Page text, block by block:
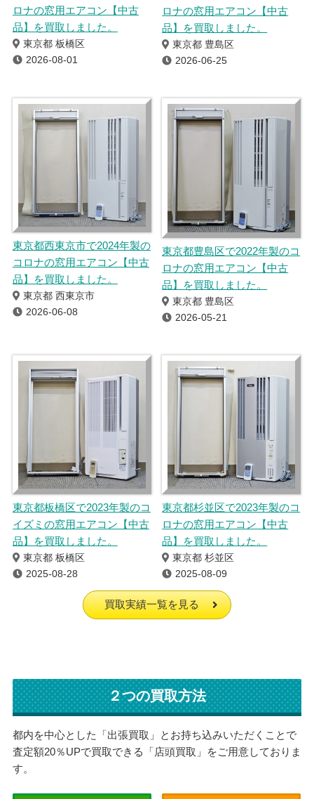
ロナの窓用エアコン【中古
品】を買取しました。
東京都 板橋区
2026-08-01
ロナの窓用エアコン【中古
品】を買取しました。
東京都 豊島区
2026-06-25
東京都西東京市で2024年製の
コロナの窓用エアコン【中古
品】を買取しました。
東京都 西東京市
2026-06-08
東京都豊島区で2022年製のコ
ロナの窓用エアコン【中古
品】を買取しました。
東京都 豊島区
2026-05-21
東京都板橋区で2023年製のコ
イズミの窓用エアコン【中古
品】を買取しました。
東京都 板橋区
2025-08-28
東京都杉並区で2023年製のコ
ロナの窓用エアコン【中古
品】を買取しました。
東京都 杉並区
2025-08-09
買取実績一覧を見る
２つの買取方法
都内を中心とした「出張買取」とお持ち込みいただくことで
査定額20％UPで買取できる「店頭買取」をご用意しておりま
す。